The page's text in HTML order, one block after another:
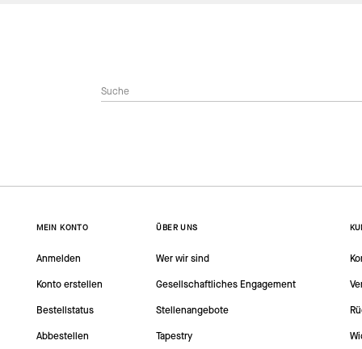
MEIN KONTO
Anmelden
Konto erstellen
Bestellstatus
Abbestellen
ÜBER UNS
Wer wir sind
Gesellschaftliches Engagement
Stellenangebote
Tapestry